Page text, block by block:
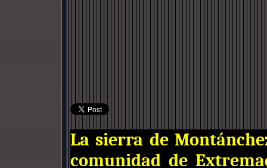
La sierra de
comunidad de